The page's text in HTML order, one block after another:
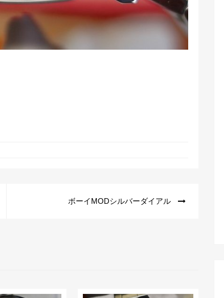
ボーイMODシルバーダイアル